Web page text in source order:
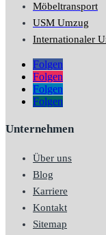
Möbeltransport
USM Umzug
Internationaler
Folgen
Folgen
Folgen
Folgen
Unternehmen
Über uns
Blog
Karriere
Kontakt
Sitemap